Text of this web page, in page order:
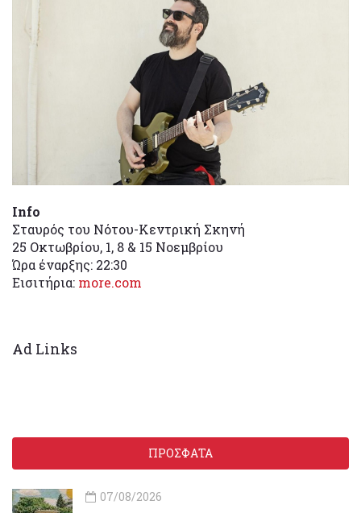
Info
Σταυρός του Νότου-Κεντρική Σκηνή
25 Οκτωβρίου, 1, 8 & 15 Νοεμβρίου
Ώρα έναρξης: 22:30
Εισιτήρια: more.com
Ad Links
ΠΡΟΣΦΑΤΑ
07/08/2026